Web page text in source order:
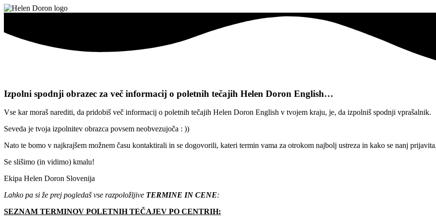
Izpolni spodnji obrazec za več informacij o poletnih tečajih Helen Doron English…
Vse kar moraš narediti, da pridobiš več informacij o poletnih tečajih Helen Doron English v tvojem kraju, je, da izpolniš spodnji vprašalnik.
Seveda je tvoja izpolnitev obrazca povsem neobvezujoča : ))
Nato te bomo v najkrajšem možnem času kontaktirali in se dogovorili, kateri termin vama za otrokom najbolj ustreza in kako se nanj
Se slišimo (in vidimo) kmalu!
Ekipa Helen Doron Slovenija
Lahko pa si že prej pogledaš vse razpoložljive TERMINE IN CENE:
SEZNAM TERMINOV POLETNIH TEČAJEV PO CENTRIH: